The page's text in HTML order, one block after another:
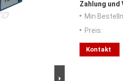
Zahlung und
Min
Preis:
Kontakt